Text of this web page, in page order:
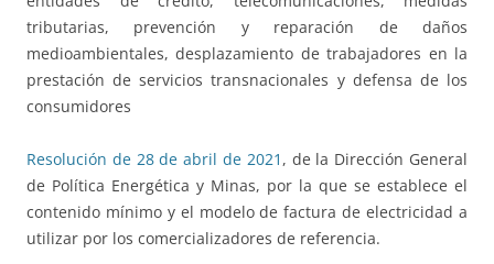
tributarias, prevención y reparación de daños
medioambientales, desplazamiento de trabajadores en la
prestación de servicios transnacionales y defensa de los
consumidores
Resolución de 28 de abril de 2021 , de la Dirección General
de Política Energética y Minas, por la que se establece el
contenido mínimo y el modelo de factura de electricidad a
utilizar por los comercializadores de referencia.